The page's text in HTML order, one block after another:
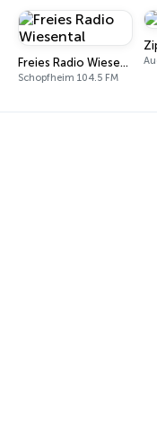
Freies Radio Wiesental
Schopfheim 104.5 FM